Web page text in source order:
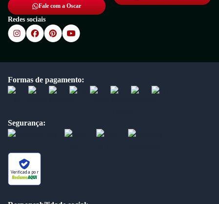
Fale com a Oscar
Redes sociais
Formas de pagamento:
Segurança:
Verificada por